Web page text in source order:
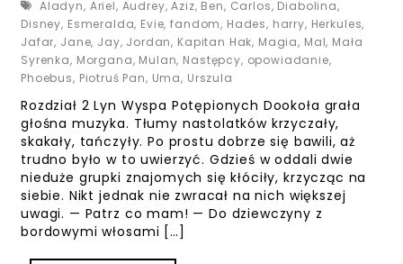
Aladyn, Ariel, Audrey,Aziz, Ben, Carlos, Diabolina,
Disney, Esmeralda, Evie,fandom, Hades, harry, Herkules,
Jafar, Jane, Jay, Jordan, Kapitan Hak, Magia, Mal, Mała
Syrenka, Morgana, Mulan, Następcy, opowiadanie,
Phoebus, Piotruś Pan, Uma, Urszula
Rozdział 2 Lyn Wyspa Potępionych Dookoła grała
głośna muzyka. Tłumy nastolatków krzyczały,
skakały, tańczyły. Po prostu dobrze się bawili, aż
trudno było w to uwierzyć. Gdzieś w oddali dwie
nieduże grupki znajomych się kłóciły, krzycząc na
siebie. Nikt jednak nie zwracał na nich większej
uwagi. — Patrz co mam! — Do dziewczyny z
bordowymi włosami […]